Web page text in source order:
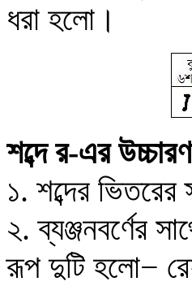
ধরা হলো ।
শব্দে র-এর উচ্চারণ
১. শব্দের ভিতরের
২. ব্যঞ্জনবর্ণের
রূপ দুটি হলো−